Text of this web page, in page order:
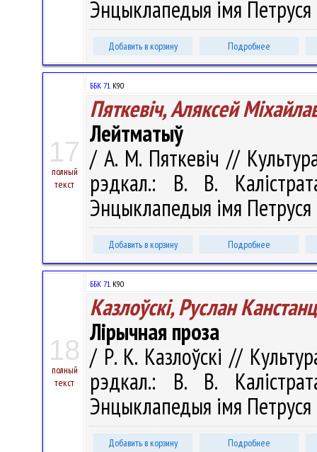
Энцыклапедыя імя
Добавить в корзину Подробнее
17
полный
текст
ББК 71.К90
Пяткевіч, Аляксей
Лейтматыў
/ А. М. Пяткевіч //
рэдкал.: В. В.
Энцыклапедыя імя
Добавить в корзину Подробнее
18
полный
текст
ББК 71.К90
Казлоўскі, Руслан
Лірычная проза
/ Р. К. Казлоўскі //
рэдкал.: В. В.
Энцыклапедыя імя
Добавить в корзину Подробнее